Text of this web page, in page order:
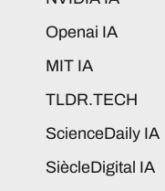
Openai IA
MIT IA
TLDR.TECH
ScienceDaily IA
SiècleDigital IA